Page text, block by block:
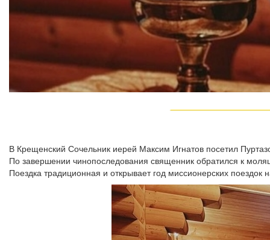
В Крещенский Сочельник иерей Максим Игнатов посетил
По завершении чинопоследования священник обратился к
Поездка традиционная и открывает год миссионерских поездок